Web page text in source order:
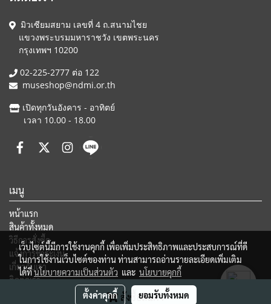
สั่งซื้อสินค้า
มิวเซียมสยาม เลขที่ 4 ถ.สนามไชย
แขวงพระบรมมหาราชวัง เขตพระนคร
กรุงเทพฯ 10200
02-225-2777 ต่อ 122
museshop@ndmi.or.th
เปิดทุกวันอังคาร - อาทิตย์
เวลา 10.00 - 18.00
เมนู
หน้าแรก
สินค้าทั้งหมด
วิธีการสั่งซื้อ
แจ้งการชำระเงิน
เกี่ยวกับเรา
ติดต่อเรา
เว็บไซต์นี้มีการใช้งานคุกกี้ เพื่อเพิ่มประสิทธิภาพและประสบการณ์ที่ดี
ในการใช้งานเว็บไซต์ของท่าน ท่านสามารถอ่านรายละเอียดเพิ่มเติม
ได้ที่นโยบายความเป็นส่วนตัว และ นโยบายคุกกี้
ตั้งค่าคุกกี้ ยอมรับทั้งหมด